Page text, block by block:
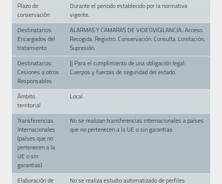
Plazo de
conservación
Durante el periodo establecido por la normativa
vigente.
Destinatarios:
Encargados del
tratamiento
ALARMAS Y CAMARAS DE VIDEOVIGILANCIA:. Acceso.
Recogida. Registro. Conservación. Consulta. Limitación.
Supresión.
Destinatarios:
Cesiones a otros
Responsables
|| Para el cumplimiento de una obligación legal:
Cuerpos y fuerzas de seguridad del estado.
Ámbito
territorial
Local.
Transferencias
Internacionales
(países que no
pertenecen a la
UE o sin
garantias)
No se realizan transferencias internacionales a países
que no pertenecen a la UE o sin garantias
Elaboración de No se realiza estudio automatizado de perfiles